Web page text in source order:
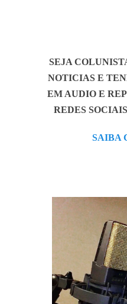
SEJA
NOTICIAS E
EM AUDIO E
REDES
SAIBA